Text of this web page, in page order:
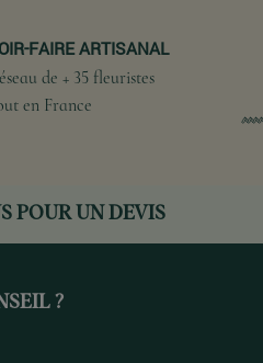
FAIRE ARTISANAL
de + 35 fleuristes
en France
POUR UN DEVIS
?